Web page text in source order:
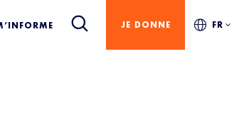
JE DONNE FR